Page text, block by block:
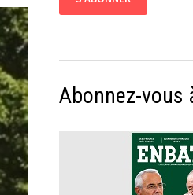
Abonnez-vous